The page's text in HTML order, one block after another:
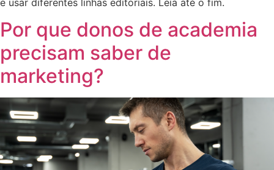
Por que donos de academia
precisam saber de
marketing?